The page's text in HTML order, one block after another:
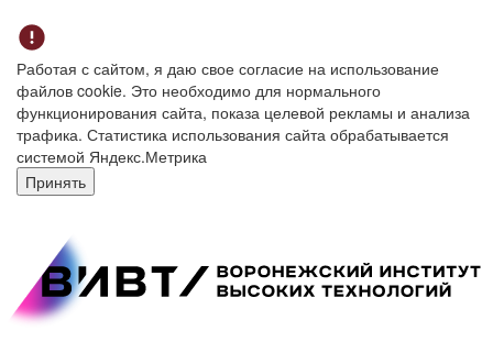
Работая с сайтом, я даю свое согласие на использование
файлов cookie. Это необходимо для нормального
функционирования сайта, показа целевой рекламы и анализа
трафика. Статистика использования сайта обрабатывается
системой Яндекс.Метрика
Принять